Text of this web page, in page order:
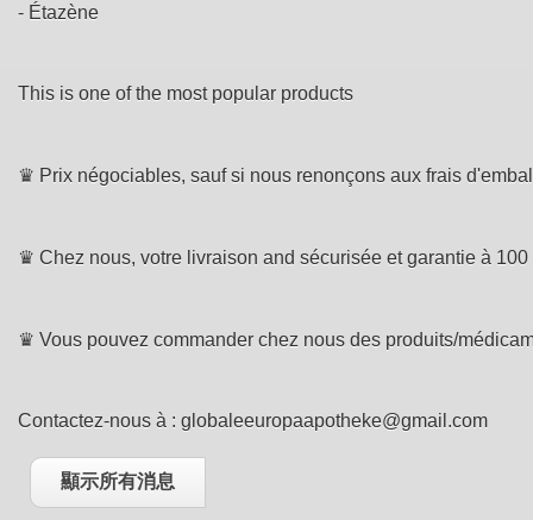
- Étazène
This is one of the most popular products
♛ Prix négociables, sauf si nous renonçons aux frais
♛ Chez nous, votre livraison and sécurisée et garantie à 100
♛ Vous pouvez commander chez nous des produits/
Contactez-nous à : globaleeuropaapotheke@gmail.com
顯示所有消息